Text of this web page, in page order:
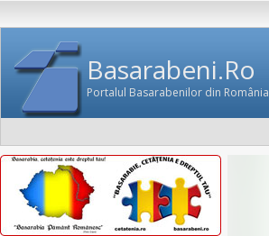
Basarabeni.Ro
Portalul Basarabenilor din România